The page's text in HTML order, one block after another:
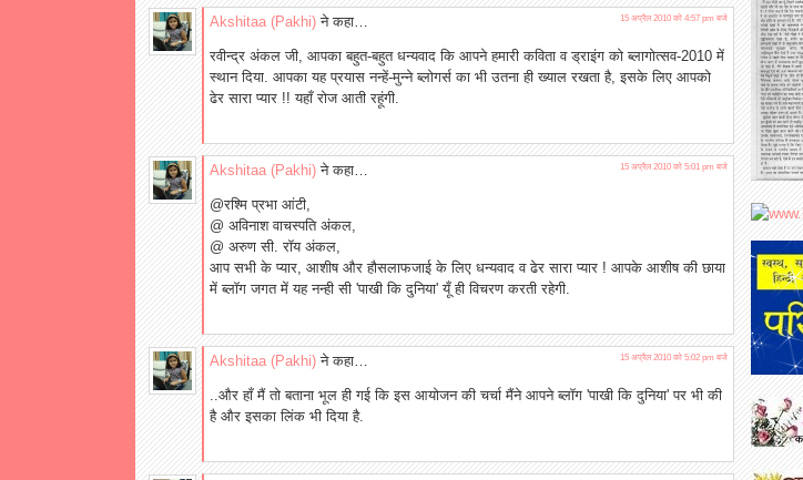
Akshitaa (Pakhi) ने कहा… 15 अप्रैल 2010 को 4:57 pm बजे
रवीन्द्र अंकल जी, आपका बहुत-बहुत धन्यवाद कि आपने हमारी कविता व ड्राइंग को ब्लागोत्सव-2010 में
स्थान दिया. आपका यह प्रयास नन्हें-मुन्ने ब्लोगर्स का भी उतना ही ख्याल रखता है, इसके लिए आपको
ढेर सारा प्यार !! यहाँ रोज आती रहूंगी.
Akshitaa (Pakhi) ने कहा… 15 अप्रैल 2010 को 5:01 pm बजे
@रश्मि प्रभा आंटी,
@ अविनाश वाचस्पति अंकल,
@ अरुण सी. रॉय अंकल,
आप सभी के प्यार, आशीष और हौसलाफजाई के लिए धन्यवाद व ढेर सारा प्यार ! आपके आशीष की छाया
में ब्लॉग जगत में यह नन्ही सी 'पाखी कि दुनिया' यूँ ही विचरण करती रहेगी.
Akshitaa (Pakhi) ने कहा… 15 अप्रैल 2010 को 5:02 pm बजे
..और हाँ मैं तो बताना भूल ही गई कि इस आयोजन की चर्चा मैंने आपने ब्लॉग 'पाखी कि दुनिया' पर भी की
है और इसका लिंक भी दिया है.